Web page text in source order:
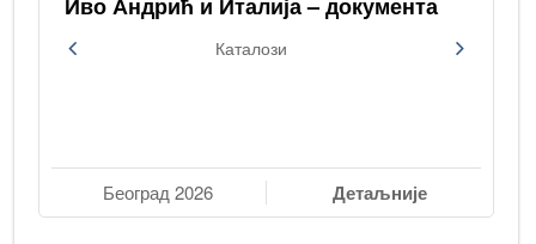
Иво Андрић и Италија – документа
Каталози
Београд 2026 Детаљније
Previous Next